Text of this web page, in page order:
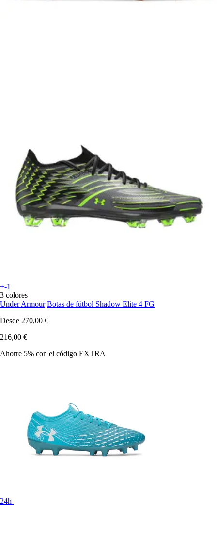
+-1
3 colores
Under Armour Botas de fútbol Shadow Elite 4 FG
Desde 270,00 €
216,00 €
Ahorre 5% con el código EXTRA
24h